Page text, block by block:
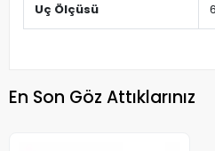
Uç Ölçüsü
En Son Göz Attıklarınız